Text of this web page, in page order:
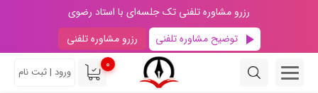
رزرو مشاوره تلفنی تک جلسه‌ای با استاد رضوی
توضیح مشاوره تلفنی
رزرو مشاوره تلفنی
0
ورود | ثبت نام